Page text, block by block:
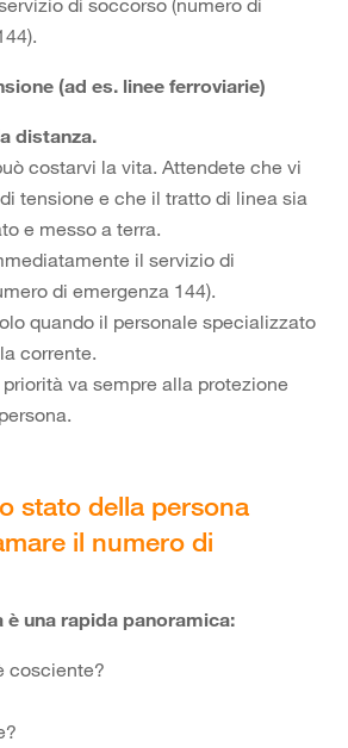
(ad es. linee ferroviarie)
distanza.
costarvi la vita. Attendete che vi
tensione e che il tratto di linea sia
e messo a terra.
il servizio di
di emergenza 144).
quando il personale specializzato
corrente.
va sempre alla protezione
stato della persona
il numero di
è una rapida panoramica:
cosciente?